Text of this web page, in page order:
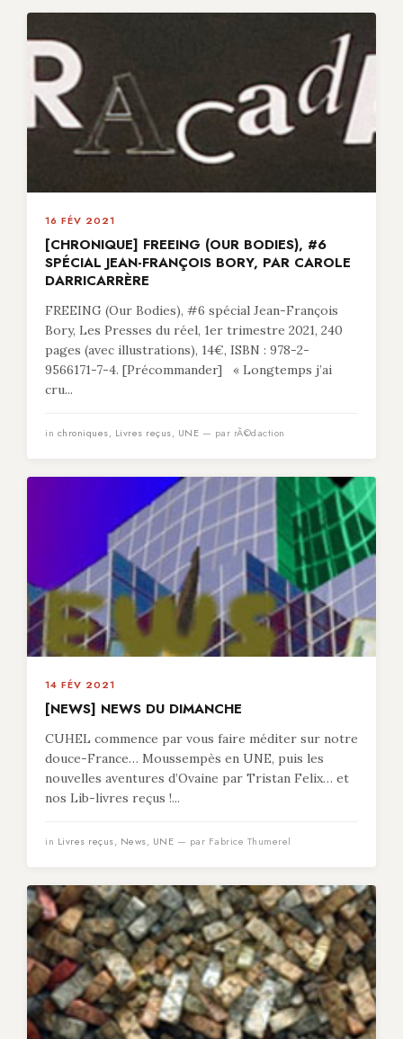
16 FÉV 2021
[CHRONIQUE] FREEING (OUR BODIES), #6
SPÉCIAL JEAN-FRANÇOIS BORY, PAR CAROLE
DARRICARRÈRE
FREEING (Our Bodies), #6 spécial Jean-François
Bory, Les Presses du réel, 1er trimestre 2021, 240
pages (avec illustrations), 14€, ISBN : 978-2-
9566171-7-4. [Précommander] « Longtemps j’ai
cru...
in chroniques, Livres reçus, UNE — par rÃ©daction
14 FÉV 2021
[NEWS] NEWS DU DIMANCHE
CUHEL commence par vous faire méditer sur notre
douce-France… Moussempès en UNE, puis les
nouvelles aventures d’Ovaine par Tristan Felix… et
nos Lib-livres reçus !...
in Livres reçus, News, UNE — par Fabrice Thumerel